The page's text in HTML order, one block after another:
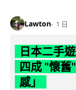
Lawton 1 日
日本二手
四成 "懷舊
感」